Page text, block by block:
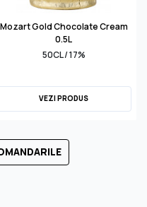
Mozart Gold Chocolate Cream
0.5L
50CL / 17%
VEZI PRODUS